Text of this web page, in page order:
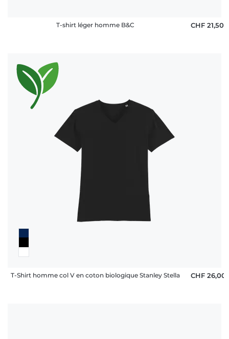
T-shirt léger homme B&C CHF 21,50
T-Shirt homme col V en coton biologique Stanley Stella CHF 26,00